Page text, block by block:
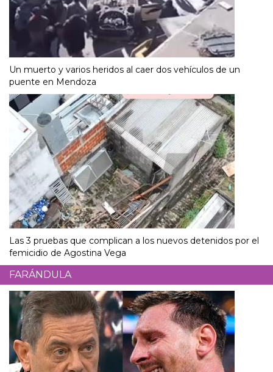
Un muerto y varios heridos al caer dos vehículos de un
puente en Mendoza
Las 3 pruebas que complican a los nuevos detenidos por el
femicidio de Agostina Vega
FARÁNDULA